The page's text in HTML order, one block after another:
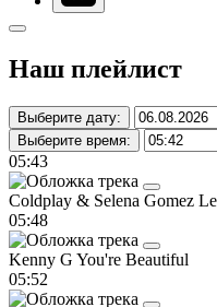
Наш плейлист
Выберите дату:
Выберите время:
05:43
Coldplay & Selena Gomez
05:48
Kenny G You're Beautiful
05:52